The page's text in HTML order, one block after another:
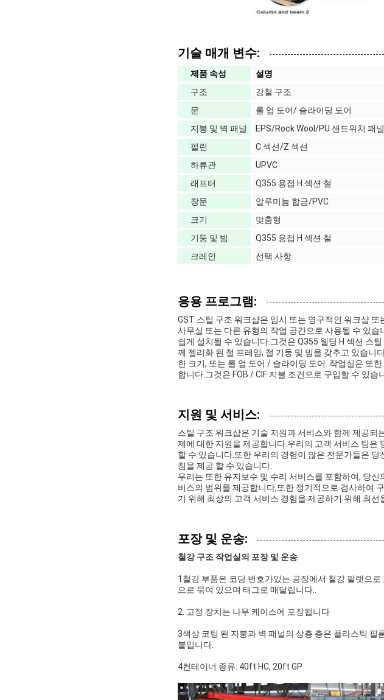
기술 매개 변수:
제품 속성
설명
구조
강철 구조
문
롤 업 도어/ 슬라이딩 도어
지붕 및 벽 패널
EPS/Rock Wool/PU 샌드위치 패
펄린
C 섹션/Z 섹션
하류관
UPVC
래프터
Q355 용접 H 섹션 철
창문
알루미늄 합금/PVC
크기
맞춤형
기둥 및 빔
Q355 용접 H 섹션 철
크레인
선택 사항
응용 프로그램:
GST 스틸 구조 워크샵은 임시 또는 영구적인 워크샵
사무실 또는 다른 유형의 작업 공간으로 사용될 수 있
쉽게 설치될 수 있습니다.그것은 Q355 웰딩 H 섹션 스
께 젤리화 된 철 프레임, 철 기둥 및 빔을 갖추고 있습니
한 크기, 또는 롤 업 도어 / 슬라이딩 도어. 작업실은 또
합니다.그것은 FOB / CIF 지불 조건으로 구입할 수 있습
지원 및 서비스:
스틸 구조 워크샵은 기술 지원과 서비스와 함께 제공되
제에 대한 지원을 제공합니다.우리의 고객 서비스 팀
할 수 있습니다.또한 우리의 경험이 많은 전문가들은
침을 제공 할 수 있습니다.
우리는 또한 유지보수 및 수리 서비스를 포함하여, 당
비스의 범위를 제공합니다,또한 정기적으로 검사하여
기 위해 최상의 고객 서비스 경험을 제공하기 위해 최선
포장 및 운송:
철강 구조 작업실의 포장 및 운송
1철강 부품은 코딩 번호가있는 공장에서 철강 팔렛으
으로 묶여 있으며 태그로 매달립니다..
2. 고정 장치는 나무 케이스에 포장됩니다
3색상 코팅 된 지붕과 벽 패널의 상층 층은 플라스틱
붙입니다.
4컨테이너 종류: 40ft HC, 20ft GP